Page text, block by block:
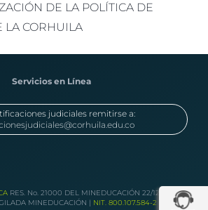
DE LA POLÍTICA DE
LA CORHUILA
Servicios en Línea
judiciales remitirse a:
RES. No. 21000 DEL MINEDUCACIÓN 22/12/1989
MINEDUCACIÓN | NIT. 800.107.584-2